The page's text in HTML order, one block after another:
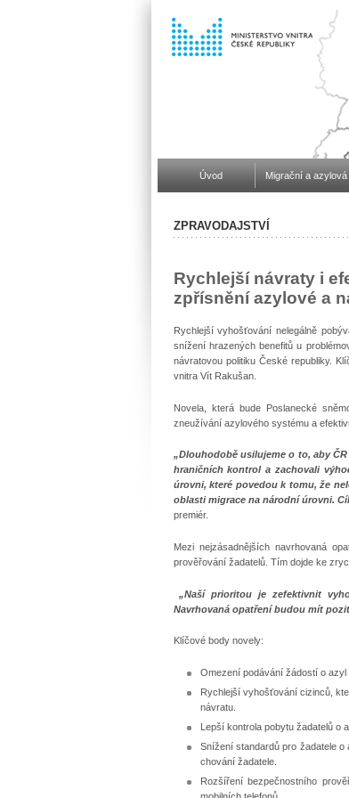
Úvod Migrační a azylová
ZPRAVODAJSTVÍ
Rychlejší návraty i
zpřísnění azylové a
Rychlejší vyhošťování nelegálně
snížení hrazených benefitů u
návratovou politiku České republiky.
vnitra Vít Rakušan.
Novela, která bude Poslanecké
zneužívání azylového systému a
„Dlouhodobě usilujeme o to, aby
hraničních kontrol a zachovali
úrovni, které povedou k tomu, že
oblasti migrace na národní úrovni.
premiér.
Mezi nejzásadnějších navrhovaná
prověřování žadatelů. Tím dojde ke
„Naší prioritou je zefektivnit
Navrhovaná opatření budou mít
Klíčové body novely:
Omezení podávání žádostí o
Rychlejší vyhošťování cizinců,
návratu.
Lepší kontrola pobytu žadatelů o
Snížení standardů pro žadatele
chování žadatele.
Rozšíření bezpečnostního